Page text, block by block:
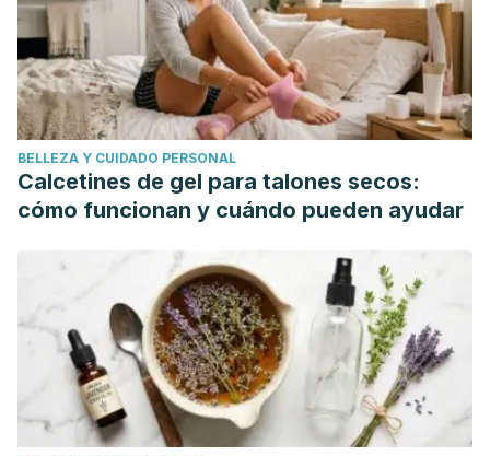
Perspect. 2001 Mar;109 Suppl 1(Suppl 1):21-6.
Calderón Bravo H, Vera Céspedes N, Zura-Bravo L, Muñoz
LA. Basil Seeds as a Novel Food, Source of Nutrients and
Functional Ingredients with Beneficial Properties: A Review.
Foods. 2021 Jun 24;10(7):1467.
Campbell M, Jialal I. Physiology, Endocrine Hormones. In:
StatPearls [Internet]. Treasure Island (FL): StatPearls
Kazemi F, Masoumi SZ, Shayan A, Oshvandi K. The Effect
of Evening Primrose Oil Capsule on Hot Flashes and Night
Sweats in Postmenopausal Women: A Single-Blind
Randomized Controlled Trial. J Menopausal Med. 2021
Apr;27(1):8-14.
Khalili L, A-Elgadir TME, Mallick AK, El Enshasy HA, Sayyed
RZ. Nuts as a Part of Dietary Strategy to Improve Metabolic
BELLEZA Y CUIDADO PERSONAL
Calcetines de gel para talones secos:
cómo funcionan y cuándo pueden ayudar